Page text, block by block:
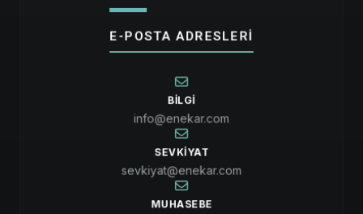
E-POSTA ADRESLERİ
BILGI
info@enekar.com
SEVKIYAT
sevkiyat@enekar.com
MUHASEBE